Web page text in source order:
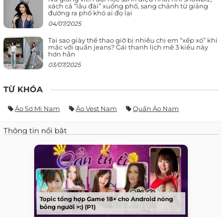
xách cả “lâu đài” xuống phố, sang chảnh từ giảng
đường ra phố khó ai đọ lại
04/07/2025
Tại sao giày thể thao giờ bị nhiều chị em “xếp xó” khi
mặc với quần jeans? Gái thanh lịch mê 3 kiểu này
hơn hẳn
03/07/2025
TỪ KHÓA
Áo Sơ Mi Nam Áo Vest Nam Quần Áo Nam
Thông tin nổi bật
Topic tổng hợp Game 18+ cho Android nóng
bỏng người >:) (P1)